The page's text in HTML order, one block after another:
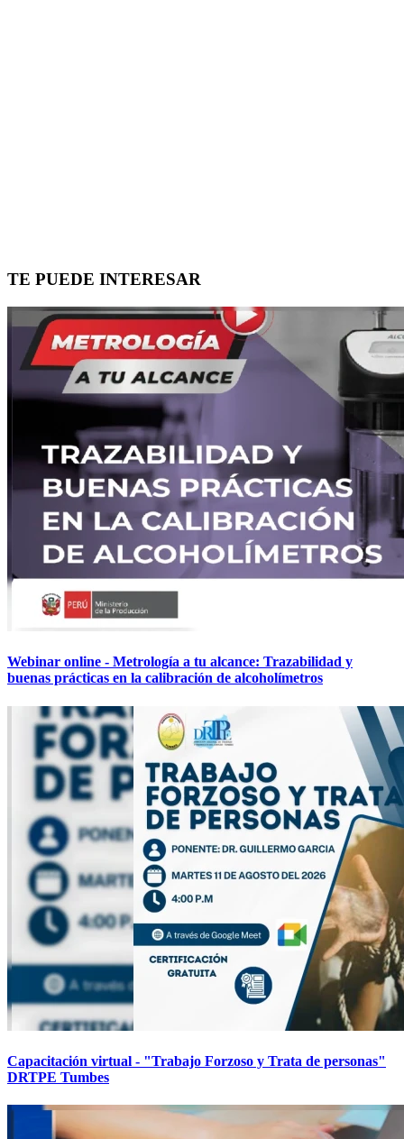
TE PUEDE INTERESAR
Webinar online - Metrología a tu alcance: Trazabilidad y
buenas prácticas en la calibración de alcoholímetros
Capacitación virtual - "Trabajo Forzoso y Trata de personas"
DRTPE Tumbes